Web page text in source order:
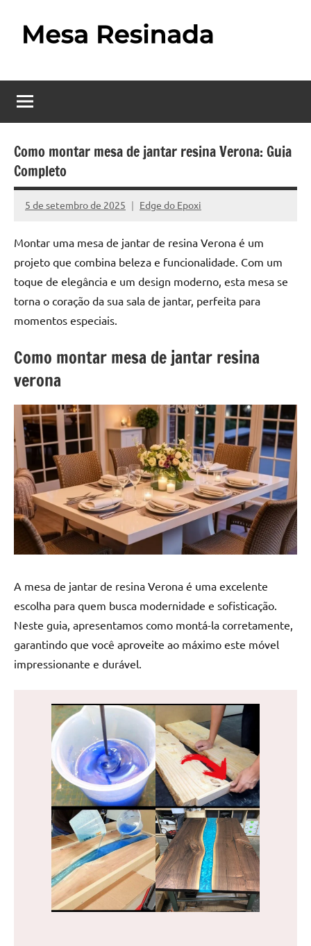
Resinada
–
Como
Fazer
uma
Resinada
Passo
a
o
fascinante
mesas
resinadas,
onde
elegância
madeira
se
encontra
com
resina.
Explore
dicas
e
inspirações
sobre
mesa
de
madeira
resina,
mesas
de
jantar
de
inovadoras
resinadas.
Como montar mesa de jantar resina Verona: Guia
Completo
5 de setembro de 2025 Edge do Epoxi
Nenhum
Montar uma mesa de jantar de resina Verona é um
projeto que combina beleza e funcionalidade. Com um
toque de elegância e um design moderno, esta mesa se
torna o coração da sua sala de jantar, perfeita para
momentos especiais.
Como montar mesa de jantar resina
verona
A mesa de jantar de resina Verona é uma excelente
escolha para quem busca modernidade e sofisticação.
Neste guia, apresentamos como montá-la corretamente,
garantindo que você aproveite ao máximo este móvel
impressionante e durável.